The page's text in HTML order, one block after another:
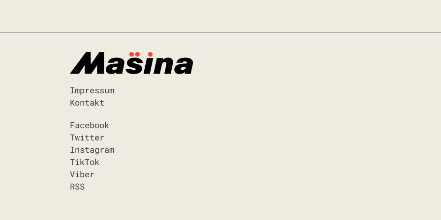
Impressum
Kontakt
Facebook
Twitter
Instagram
TikTok
Viber
RSS